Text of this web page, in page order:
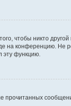
чтобы никто другой
на конференцию. Не
эту функцию.
прочитанных